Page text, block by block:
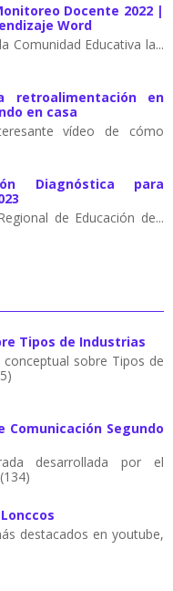
Docente 2022 |
Word
Comunidad Educativa la...
retroalimentación en
en casa
vídeo de cómo
Diagnóstica para
de Educación de...
Tipos de Industrias
sobre Tipos de
Comunicación Segundo
desarrollada por el
destacados en youtube,